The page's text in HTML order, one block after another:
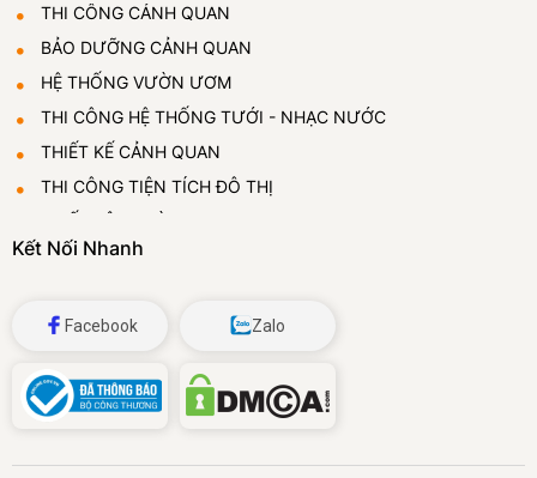
THI CÔNG CẢNH QUAN
BẢO DƯỠNG CẢNH QUAN
HỆ THỐNG VƯỜN ƯƠM
THI CÔNG HỆ THỐNG TƯỚI - NHẠC NƯỚC
THIẾT KẾ CẢNH QUAN
THI CÔNG TIỆN TÍCH ĐÔ THỊ
CUNG CẤP VÀ CHO THUÊ CÂY CẢNH
Kết Nối Nhanh
Facebook Zalo